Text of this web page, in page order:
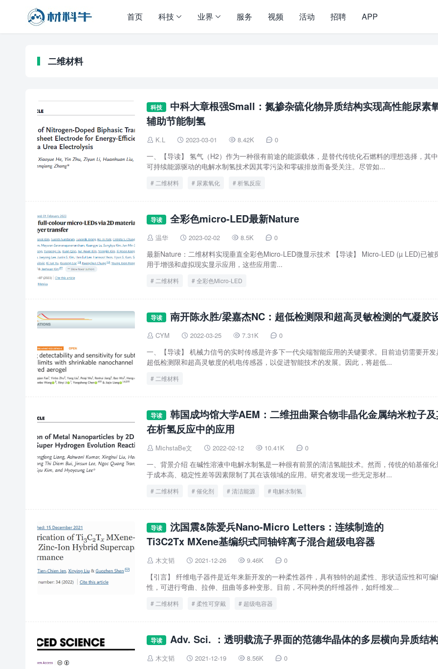
首页 科技 业界 服务 视频 活动 招聘 APP
二维材料
科技
中科大章根强Small：氮掺杂硫化物异质结构实现高性能尿素
辅助节能制氢
 K.L  2023-03-01  8.42K  0
一、【导读】 氢气（H2）作为一种很有前途的能源载体，是替代传统化石燃料的理想选择，其
可持续能源驱动的电解水制氢技术因其零污染和零碳排放而备受关注。尽管如...
二维材料 尿素氧化 析氢反应
导读 全彩色micro-LED最新Nature
 温华  2023-02-02  8.5K  0
最新Nature：二维材料实现垂直全彩色Micro-LED微显示技术 【导读】 Micro-LED (µ LED)已被
用于增强和虚拟现实显示应用，这些应用需...
二维材料 全彩色Micro-LED
导读 南开陈永胜/梁嘉杰NC：超低检测限和超高灵敏检测的气凝胶
 CYM  2022-03-25  7.31K  0
一、【导读】 机械力信号的实时传感是许多下一代尖端智能应用的关键要求。目前迫切需要开发
超低检测限和超高灵敏度的机电传感器，以促进智能技术的发展。因此，将超低...
二维材料
导读
韩国成均馆大学AEM：二维扭曲聚合物非晶化金属纳米粒子
在析氢反应中的应用
 MichstaBe文  2022-02-12  10.41K  0
一、背景介绍 在碱性溶液中电解水制氢是一种很有前景的清洁氢能技术。然而，传统的铂基催化
于成本高、稳定性差等因素限制了其在该领域的应用。研究者发现一些无定形材...
二维材料 催化剂 清洁能源 电解水制氢
导读
沈国震&陈爱兵Nano-Micro Letters：连续制造的
Ti3C2Tx MXene基编织式同轴锌离子混合超级电容器
 木文韬  2021-12-26  9.46K  0
【引言】 纤维电子器件是近年来新开发的一种柔性器件，具有独特的超柔性、形状适应性和可编
性，可进行弯曲、拉伸、扭曲等多种变形。目前，不同种类的纤维器件，如纤维发...
二维材料 柔性可穿戴 超级电容器
导读 Adv. Sci. ：透明载流子界面的范德华晶体的多层横向异质结
 木文韬  2021-12-19  8.56K  0